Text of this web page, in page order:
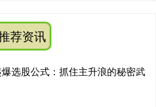
荐资讯
选股公式：抓住主升浪的秘密武